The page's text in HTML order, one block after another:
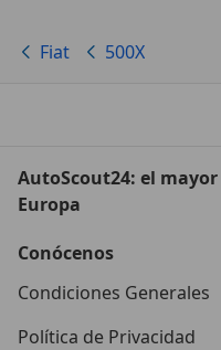
Fiat 500X
AutoScout24: el
Europa
Conócenos
Condiciones Generales
Política de Privacidad